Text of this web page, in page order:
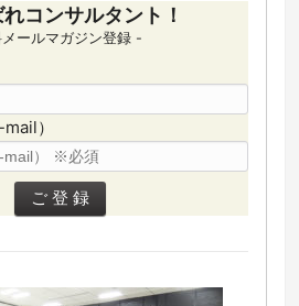
コンサルタント！
ールマガジン登録 -
）